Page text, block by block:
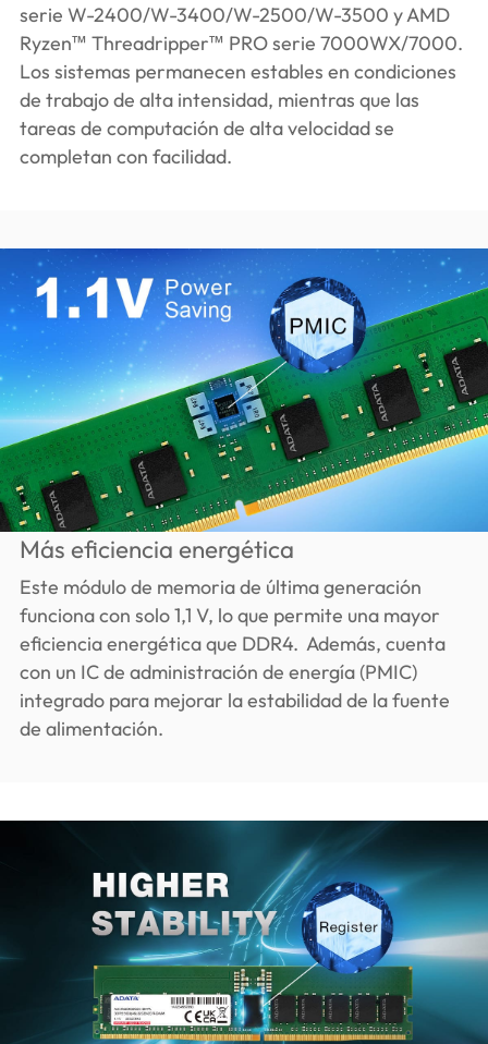
serie W-2400/W-3400/W-2500/W-3500 y AMD
Ryzen™ Threadripper™ PRO serie 7000WX/7000.
Los sistemas permanecen estables en condiciones
de trabajo de alta intensidad, mientras que las
tareas de computación de alta velocidad se
completan con facilidad.
Más eficiencia energética
Este módulo de memoria de última generación
funciona con solo 1,1 V, lo que permite una mayor
eficiencia energética que DDR4. Además, cuenta
con un IC de administración de energía (PMIC)
integrado para mejorar la estabilidad de la fuente
de alimentación.